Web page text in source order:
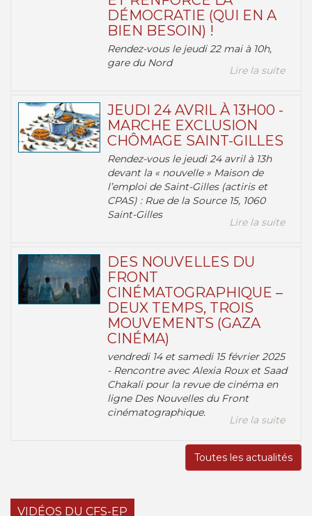
DÉMOCRATIE (QUI EN A
BIEN BESOIN) !
Rendez-vous le jeudi 22 mai à 10h,
gare du Nord
Lire la suite
JEUDI 24 AVRIL À 13H00 -
MARCHE EXCLUSION
CHÔMAGE SAINT-GILLES
Rendez-vous le jeudi 24 avril à 13h
devant la « nouvelle » Maison de
l’emploi de Saint-Gilles (actiris et
CPAS) : Rue de la Source 15, 1060
Saint-Gilles
Lire la suite
DES NOUVELLES DU
FRONT
CINÉMATOGRAPHIQUE –
DEUX TEMPS, TROIS
MOUVEMENTS (GAZA
CINÉMA)
vendredi 14 et samedi 15 février 2025
- Rencontre avec Alexia Roux et Saad
Chakali pour la revue de cinéma en
ligne Des Nouvelles du Front
cinématographique.
Lire la suite
Toutes les actualités
VIDÉOS DU CFS-EP